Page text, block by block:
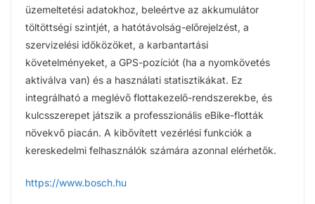
üzemeltetési adatokhoz, beleértve az akkumulátor
töltöttségi szintjét, a hatótávolság-előrejelzést, a
szervizelési időközöket, a karbantartási
követelményeket, a GPS-pozíciót (ha a nyomkövetés
aktiválva van) és a használati statisztikákat. Ez
integrálható a meglévő flottakezelő-rendszerekbe, és
kulcsszerepet játszik a professzionális eBike-flották
növekvő piacán. A kibővített vezérlési funkciók a
kereskedelmi felhasználók számára azonnal elérhetők.
https://www.bosch.hu